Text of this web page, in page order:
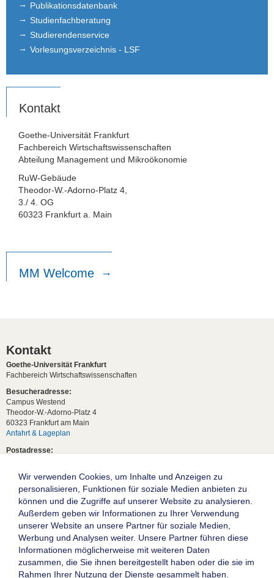
Publikationsdatenbank
Studienfachberatung
Studierendenservice
Vorlesungsverzeichnis - LSF
Kontakt
Goethe-Universität Frankfurt
Fachbereich Wirtschaftswissenschaften
Abteilung Management und Mikroökonomie
RuW-Gebäude
Theodor-W.-Adorno-Platz 4,
3./ 4. OG
60323 Frankfurt a. Main
MM Welcome
Kontakt
Goethe-Universität Frankfurt
Fachbereich Wirtschaftswissenschaften
Besucheradresse:
Campus Westend
Theodor-W.-Adorno-Platz 4
60323 Frankfurt am Main
Anfahrt & Lageplan
Postadresse:
Studentische Anfragen:
studium[at]wiwi.uni-frankfurt[dot]de
Allgemeine Anfragen:
dekanat02[at]wiwi.uni-frankfurt[dot]de
Die Goethe-Universität Frankfurt am Main
Wir verwenden Cookies, um Inhalte und Anzeigen zu
personalisieren, Funktionen für soziale Medien anbieten zu
können und die Zugriffe auf unserer Website zu analysieren.
Außerdem geben wir Informationen zu Ihrer Verwendung
unserer Website an unsere Partner für soziale Medien,
Werbung und Analysen weiter. Unsere Partner führen diese
Informationen möglicherweise mit weiteren Daten
zusammen, die Sie ihnen bereitgestellt haben oder die sie im
Rahmen Ihrer Nutzung der Dienste gesammelt haben.